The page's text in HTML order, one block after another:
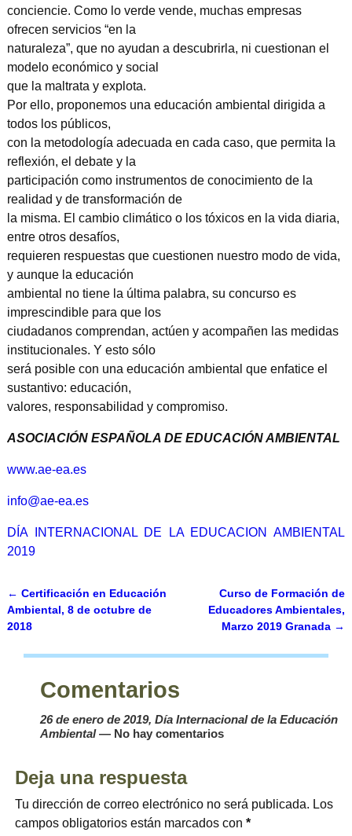
conciencie. Como lo verde vende, muchas empresas
ofrecen servicios “en la
naturaleza”, que no ayudan a descubrirla, ni cuestionan el
modelo económico y social
que la maltrata y explota.
Por ello, proponemos una educación ambiental dirigida a
todos los públicos,
con la metodología adecuada en cada caso, que permita la
reflexión, el debate y la
participación como instrumentos de conocimiento de la
realidad y de transformación de
la misma. El cambio climático o los tóxicos en la vida diaria,
entre otros desafíos,
requieren respuestas que cuestionen nuestro modo de vida,
y aunque la educación
ambiental no tiene la última palabra, su concurso es
imprescindible para que los
ciudadanos comprendan, actúen y acompañen las medidas
institucionales. Y esto sólo
será posible con una educación ambiental que enfatice el
sustantivo: educación,
valores, responsabilidad y compromiso.
ASOCIACIÓN ESPAÑOLA DE EDUCACIÓN AMBIENTAL
www.ae-ea.es
info@ae-ea.es
DÍA INTERNACIONAL DE LA EDUCACION AMBIENTAL
2019
Navegación de entradas
← Certificación en Educación
Ambiental, 8 de octubre de
2018
Curso de Formación de
Educadores Ambientales,
Marzo 2019 Granada →
Comentarios
26 de enero de 2019, Día Internacional de la Educación
Ambiental— No hay comentarios
Deja una respuesta
Tu dirección de correo electrónico no será publicada. Los
campos obligatorios están marcados con *